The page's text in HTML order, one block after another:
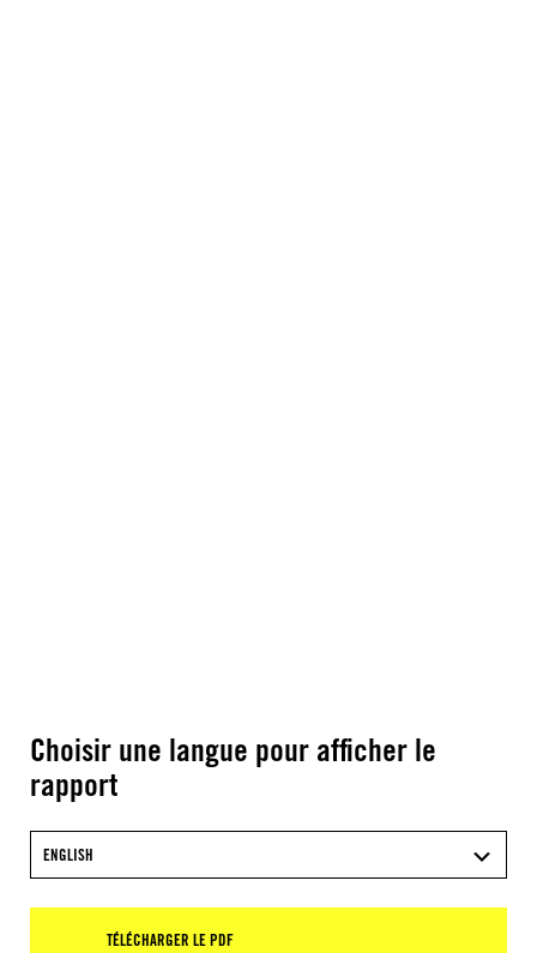
Choisir une langue pour afficher le
rapport
ENGLISH
TÉLÉCHARGER LE PDF